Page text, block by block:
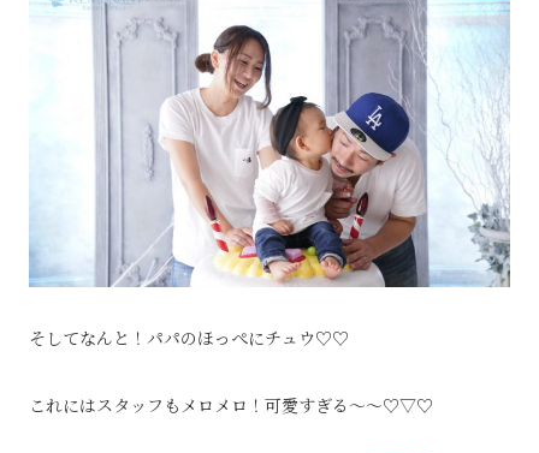
そしてなんと！パパのほっぺにチュウ♡♡
これにはスタッフもメロメロ！可愛すぎる～～♡▽♡